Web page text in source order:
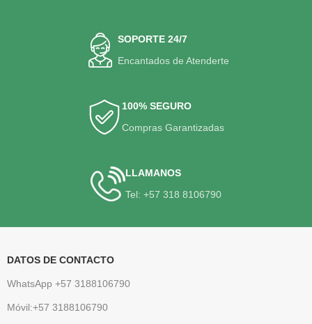
SOPORTE 24/7
Encantados de Atenderte
100% SEGURO
Compras Garantizadas
LLAMANOS
Tel: +57 318 8106790
DATOS DE CONTACTO
WhatsApp +57 3188106790
Móvil:+57 3188106790